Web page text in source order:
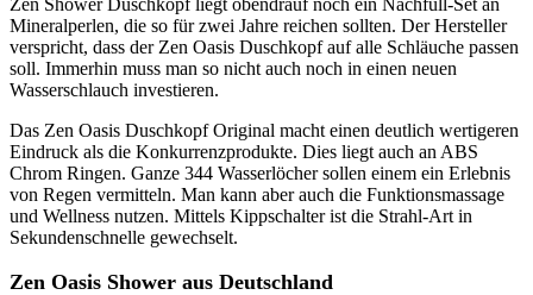
Zen Shower Duschkopf liegt obendrauf noch ein Nachfüll-Set an
Mineralperlen, die so für zwei Jahre reichen sollten. Der Hersteller
verspricht, dass der Zen Oasis Duschkopf auf alle Schläuche passen
soll. Immerhin muss man so nicht auch noch in einen neuen
Wasserschlauch investieren.
Das Zen Oasis Duschkopf Original macht einen deutlich wertigeren
Eindruck als die Konkurrenzprodukte. Dies liegt auch an ABS
Chrom Ringen. Ganze 344 Wasserlöcher sollen einem ein Erlebnis
von Regen vermitteln. Man kann aber auch die Funktionsmassage
und Wellness nutzen. Mittels Kippschalter ist die Strahl-Art in
Sekundenschnelle gewechselt.
Zen Oasis Shower aus Deutschland